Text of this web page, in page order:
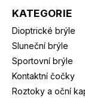
KATEGORIE
Dioptrické brýle
Sluneční brýle
Sportovní brýle
Kontaktní čočky
Roztoky a oční